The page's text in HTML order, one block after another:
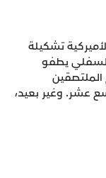
تشكيلة
يطفو
الملتصقين
عشر. وغير بعيد،